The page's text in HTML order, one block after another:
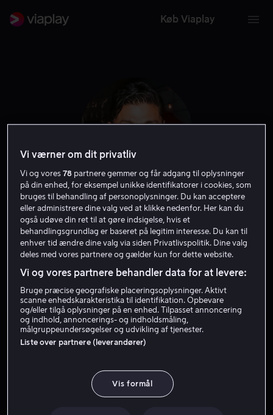
Køb Viaplay
Rick Yune
Skuespiller Gæst
Lej 49 kr
Vi værner om dit privatliv
Vi og vores78 partnere gemmer og får adgang til oplysninger
på din enhed, for eksempel unikke identifikatorer i cookies, som
bruges til behandling af personoplysninger. Du kan acceptere
eller administrere dine valg ved at klikke nedenfor. Her kan du
også udøve din ret til at gøre indsigelse, hvis et
behandlingsgrundlag er baseret på legitim interesse. Du kan til
enhver tid ændre dine valg via siden Privatlivspolitik. Dine valg
deles med vores partnere og gælder kun for dette website.
Vi og vores partnere behandler data for at levere:
Bruge præcise geografiske placeringsoplysninger. Aktivt
scanne enhedskarakteristika til identifikation. Opbevare
og/eller tilgå oplysninger på en enhed. Tilpasset annoncering
og indhold, annoncerings- og indholdsmåling,
målgruppeundersøgelser og udvikling af tjenester.
Liste over partnere (leverandører)
Vis formål